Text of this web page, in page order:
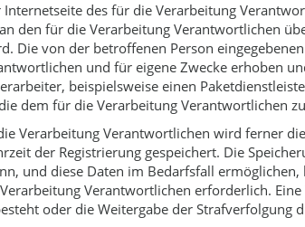
des für die Verarbeitung
den für die Verarbeitung Verantwortlichen
Die von der betroffenen Person
und für eigene Zwecke erhoben
beispielsweise einen
dem für die Verarbeitung Verantwortlichen
Verarbeitung Verantwortlichen wird ferner
der Registrierung gespeichert. Die
und diese Daten im Bedarfsfall
Verantwortlichen erforderlich.
oder die Weitergabe der Strafverfolgung